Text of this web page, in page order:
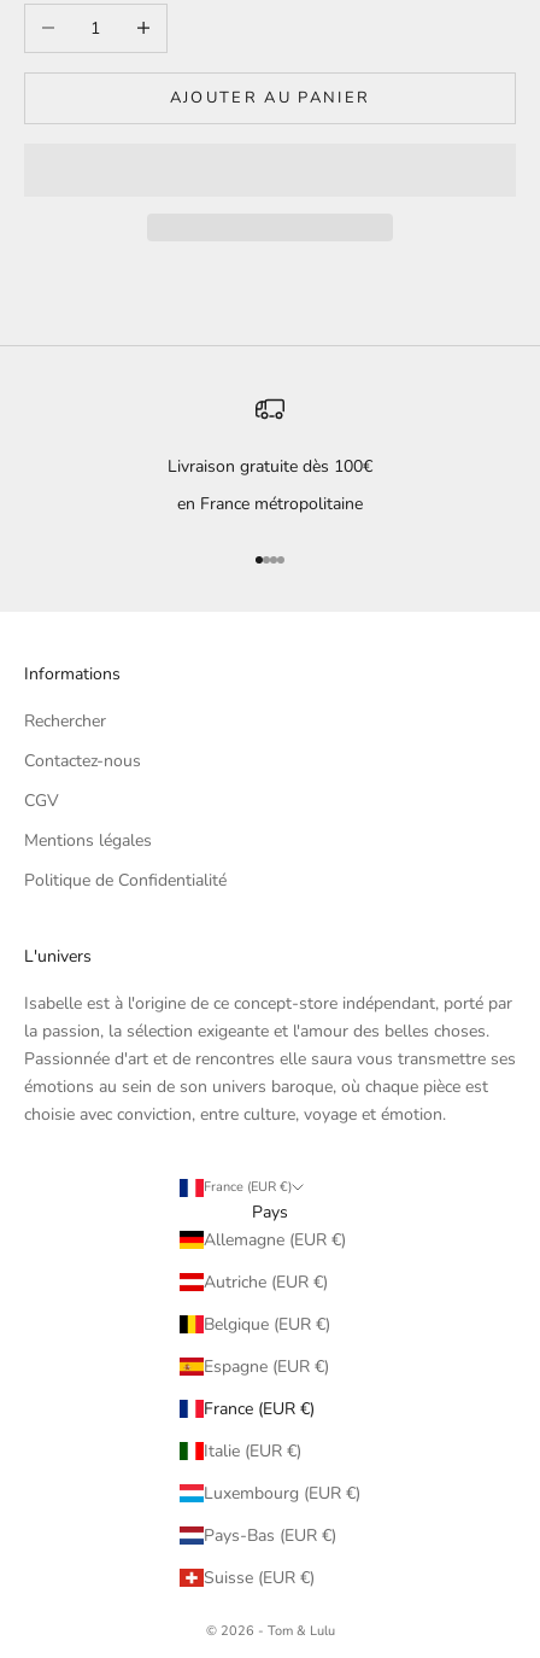
Diminuer la quantitéAugmenter la quantité
AJOUTER AU PANIER
Livraison gratuite dès 100€
en France métropolitaine
Aller à l'élément 1
Aller à l'élément 2
Aller à l'élément 3
Aller à l'élément 4
Informations
Rechercher
Contactez-nous
CGV
Mentions légales
Politique de Confidentialité
L'univers
Isabelle est à l'origine de ce concept-store indépendant, porté par
la passion, la sélection exigeante et l'amour des belles choses.
Passionnée d'art et de rencontres elle saura vous transmettre ses
émotions au sein de son univers baroque, où chaque pièce est
choisie avec conviction, entre culture, voyage et émotion.
France (EUR €)
Pays
Allemagne (EUR €)
Autriche (EUR €)
Belgique (EUR €)
Espagne (EUR €)
France (EUR €)
Italie (EUR €)
Luxembourg (EUR €)
Pays-Bas (EUR €)
Suisse (EUR €)
© 2026 - Tom & Lulu